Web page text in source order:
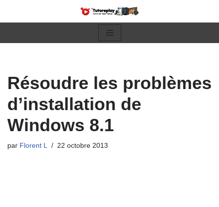
Résoudre les problèmes
d’installation de
Windows 8.1
par Florent L 22 octobre 2013